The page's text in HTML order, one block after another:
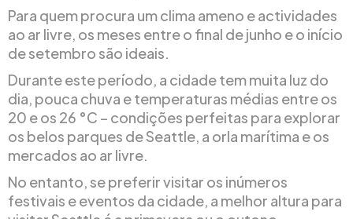
Para quem procura um clima ameno e actividades
ao ar livre, os meses entre o final de junho e o início
de setembro são ideais.
Durante este período, a cidade tem muita luz do
dia, pouca chuva e temperaturas médias entre os
20 e os 26 °C – condições perfeitas para explorar
os belos parques de Seattle, a orla marítima e os
mercados ao ar livre.
No entanto, se preferir visitar os inúmeros
festivais e eventos da cidade, a melhor altura para